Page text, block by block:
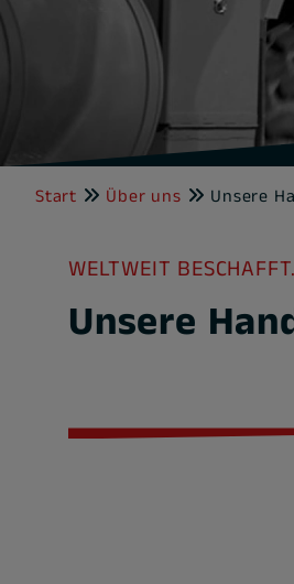
Start Über uns Unsere
WELTWEIT
Unsere